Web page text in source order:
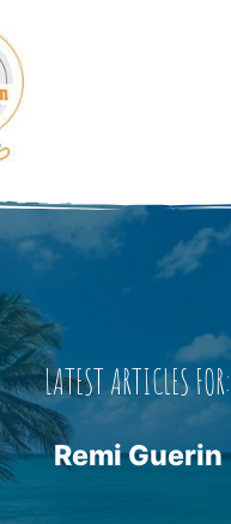
LATEST ARTICLES FOR:
Remi Guerin